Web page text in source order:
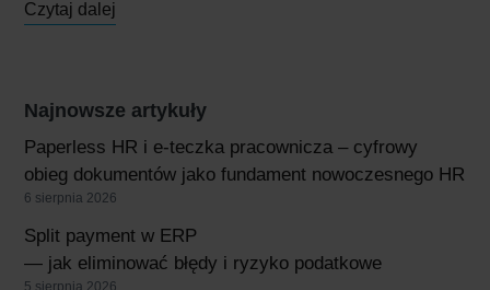
Czytaj dalej
Najnowsze artykuły
Paperless HR i e-teczka pracownicza – cyfrowy
obieg dokumentów jako fundament nowoczesnego HR
6 sierpnia 2026
Split payment w ERP
— jak eliminować błędy i ryzyko podatkowe
5 sierpnia 2026